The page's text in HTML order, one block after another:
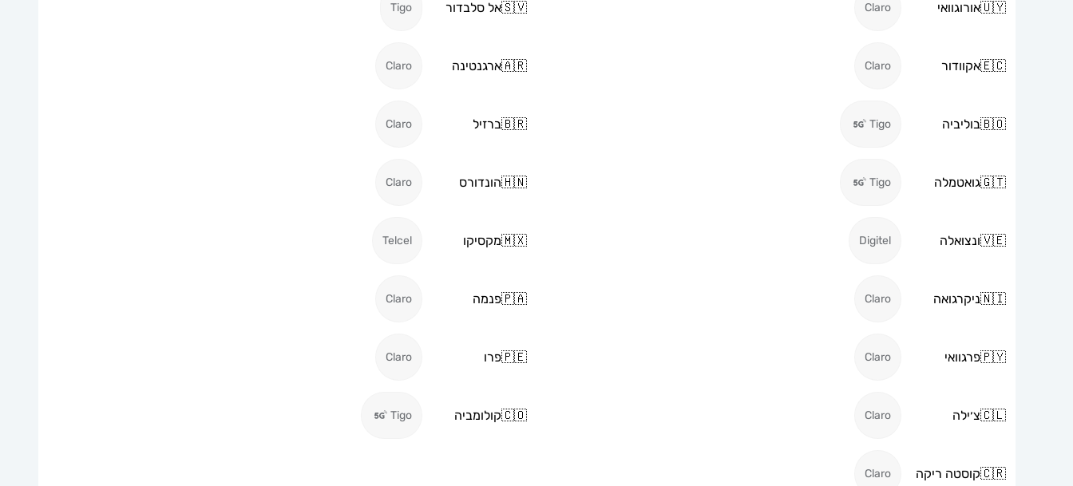
🇺🇾אורוגוואי Claro
🇸🇻אל סלבדור Tigo
🇪🇨אקוודור Claro
🇦🇷ארגנטינה Claro
🇧🇴בוליביה Tigo
🇧🇷ברזיל Claro
🇬🇹גואטמלה Tigo
🇭🇳הונדורס Claro
🇻🇪ונצואלה Digitel
🇲🇽מקסיקו Telcel
🇳🇮ניקרגואה Claro
🇵🇦פנמה Claro
🇵🇾פרגוואי Claro
🇵🇪פרו Claro
🇨🇱צ׳ילה Claro
🇨🇴קולומביה Tigo
🇨🇷קוסטה ריקה Claro